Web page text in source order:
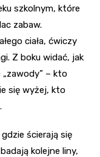
szkolnym, które
zabaw.
ciała, ćwiczy
Z boku widać, jak
– kto
się wyżej, kto
ścierają się
kolejne liny,